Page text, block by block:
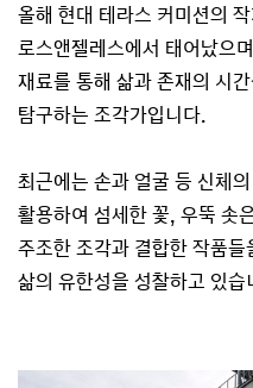
올해 현대 테라스 커미션의
로스앤젤레스에서 태어났으
재료를 통해 삶과 존재의 시
탐구하는 조각가입니다.
최근에는 손과 얼굴 등 신체
활용하여 섬세한 꽃, 우뚝 솟
주조한 조각과 결합한 작품
삶의 유한성을 성찰하고 있습